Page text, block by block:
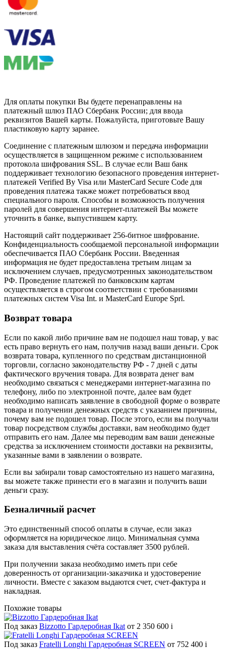
Для оплаты покупки Вы будете перенаправлены на
платежный шлюз ПАО Сбербанк России; для ввода
реквизитов Вашей карты. Пожалуйста, приготовьте Вашу
пластиковую карту заранее.
Соединение с платежным шлюзом и передача информации
осуществляется в защищенном режиме с использованием
протокола шифрования SSL. В случае если Ваш банк
поддерживает технологию безопасного проведения интернет-
платежей Verified By Visa или MasterCard Secure Code для
проведения платежа также может потребоваться ввод
специального пароля. Способы и возможность получения
паролей для совершения интернет-платежей Вы можете
уточнить в банке, выпустившем карту.
Настоящий сайт поддерживает 256-битное шифрование.
Конфиденциальность сообщаемой персональной информации
обеспечивается ПАО Сбербанк России. Введенная
информация не будет предоставлена третьим лицам за
исключением случаев, предусмотренных законодательством
РФ. Проведение платежей по банковским картам
осуществляется в строгом соответствии с требованиями
платежных систем Visa Int. и MasterCard Europe Sprl.
Возврат товара
Если по какой либо причине вам не подошел наш товар, у вас
есть право вернуть его нам, получив назад ваши деньги. Срок
возврата товара, купленного по средствам дистанционной
торговли, согласно законодательству РФ - 7 дней с даты
фактического вручения товара. Для возврата денег вам
необходимо связаться с менеджерами интернет-магазина по
телефону, либо по электронной почте, далее вам будет
необходимо написать заявление в свободной форме о возврате
товара и получении денежных средств с указанием причины,
почему вам не подошел товар. После этого, если вы получали
товар посредством службы доставки, вам необходимо будет
отправить его нам. Далее мы переводим вам ваши денежные
средства за исключением стоимости доставки на реквизиты,
указанные вами в заявлении о возврате.
Если вы забирали товар самостоятельно из нашего магазина,
вы можете также принести его в магазин и получить ваши
деньги сразу.
Безналичный расчет
Это единственный способ оплаты в случае, если заказ
оформляется на юридическое лицо. Минимальная сумма
заказа для выставления счёта составляет 3500 рублей.
При получении заказа необходимо иметь при себе
доверенность от организации-заказчика и удостоверение
личности. Вместе с заказом выдаются счет, счет-фактура и
накладная.
Похожие товары
Под заказ Bizzotto Гардеробная Ikat от 2 350 600 i
Под заказ Fratelli Longhi Гардеробная SCREEN от 752 400 i